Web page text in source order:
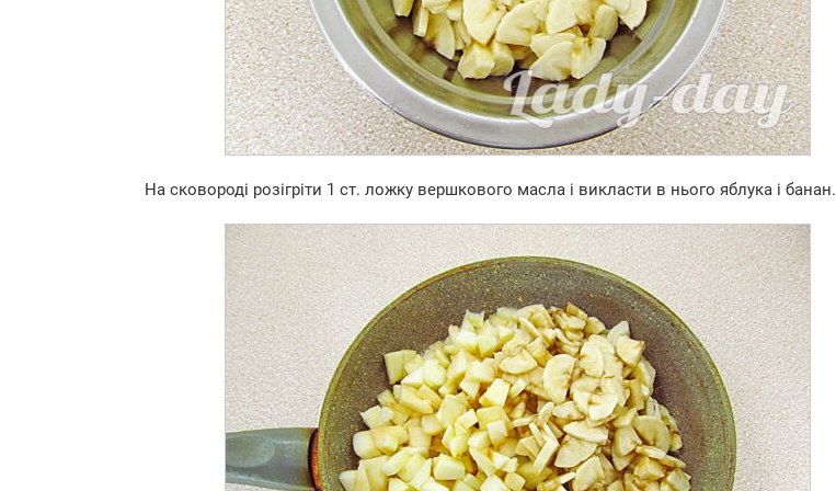
На сковороді розігріти 1 ст. ложку вершкового масла і викласти в нього яблука і банан.